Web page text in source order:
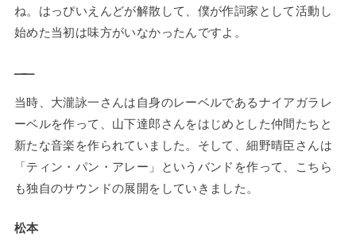
ね。はっぴいえんどが解散して、僕が作詞家として活動し
始めた当初は味方がいなかったんですよ。
——
当時、大瀧詠一さんは自身のレーベルであるナイアガラレ
ーベルを作って、山下達郎さんをはじめとした仲間たちと
新たな音楽を作られていました。そして、細野晴臣さんは
「ティン・パン・アレー」というバンドを作って、こちら
も独自のサウンドの展開をしていきました。
松本